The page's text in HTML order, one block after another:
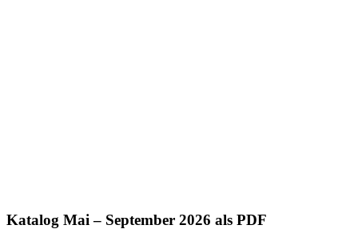
Katalog Mai – September 2026 als PDF